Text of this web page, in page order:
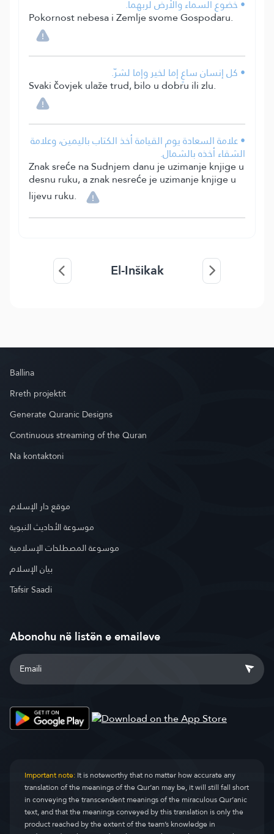
• خضوع السماء والأرض لربهما.
Pokornost nebesa i Zemlje svome Gospodaru.
• كل إنسان ساعٍ إما لخير وإما لشرّ.
Svaki čovjek ulaže trud, bilo u dobru ili zlu.
• علامة السعادة يوم القيامة أخذ الكتاب باليمين، وعلامة
الشقاء أخذه بالشمال.
Znak sreće na Sudnjem danu je uzimanje knjige u
desnu ruku, a znak nesreće je uzimanje knjige u
lijevu ruku.
El-Inšikak
Ballina
Rreth projektit
Generate Quranic Designs
Continuous streaming of the Quran
Na kontaktoni
موقع دار الإسلام
موسوعة الأحاديث النبوية
موسوعة المصطلحات الإسلامية
بيان الإسلام
Tafsir Saadi
Abonohu në listën e emaileve
Important note:It is noteworthy that no matter how accurate any
translation of the meanings of the Qur’an may be, it will still fall short
in conveying the transcendent meanings of the miraculous Qur’anic
text, and that the meanings conveyed by this translation is only the
product reached by the extent of the team’s knowledge in